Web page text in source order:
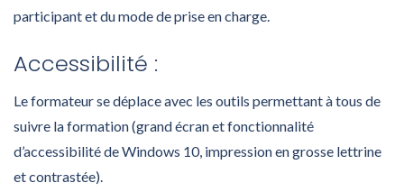
participant et du mode de prise en charge.
Accessibilité :
Le formateur se déplace avec les outils permettant à tous de
suivre la formation (grand écran et fonctionnalité
d’accessibilité de Windows 10, impression en grosse lettrine
et contrastée).